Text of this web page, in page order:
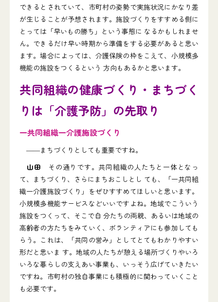
できるとされていて、市町村の姿勢で実施状況にかなり差
が生じることが予想されます。施設づくりをすすめる側に
とっては「早いもの勝ち」という事態に なるかもしれませ
ん。できるだけ早い時期から準備をする必要があると思い
ます。場合によっては、介護保険の枠をこえて、小規模多
機能の施設をつくるという 方向もあるかと思います。
共同組織の健康づくり・まちづく
りは「介護予防」の先取り
一共同組織一介護施設づくり
――まちづくりとしても重要ですね。
山田 その通りです。共同組織の人たちと一体となっ
て、まちづくり、さらにまちおこしとし ても、「一共同組
織一介護施設づくり」をぜひすすめてほしいと思います。
小規模多機能サービスなどいいですよね。地域でこういう
施設をつくって、そこで自 分たちの両親、あるいは地域の
高齢者の方たちをみていく、ボランティアにも参加しても
らう。これは、「共同の営み」としてとてもわかりやすい
形だと思いま す。地域の人たちが憩える場所づくりやいろ
いろな暮らしの支えあい事業も、いっそう広げていきたい
ですね。市町村の独自事業にも積極的に関わっていくこと
も必要です。